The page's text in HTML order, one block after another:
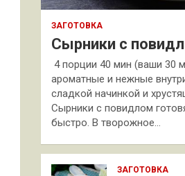
ЗАГОТОВКА
Сырники с
4 порции 40 мин (ваши 30
ароматные и нежные
сладкой начинкой и
Сырники с повидлом
быстро. В творожное…
ЗАГОТОВКА